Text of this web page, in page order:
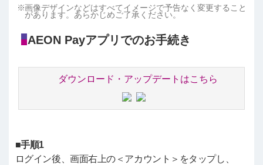
画像デザインなどはすべてイメージで予告なく変更すること
があります。あらかじめご了承ください。
AEON Payアプリでのお手続き
ダウンロード・アップデートはこちら
■手順1
ログイン後、画面右上の＜アカウント＞をタップし、